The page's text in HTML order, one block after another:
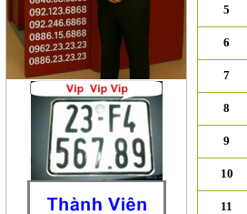
5
6
7
8
9
10
11